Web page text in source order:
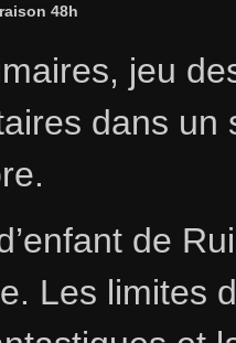
48h
jeu
dans un
de
Les limites